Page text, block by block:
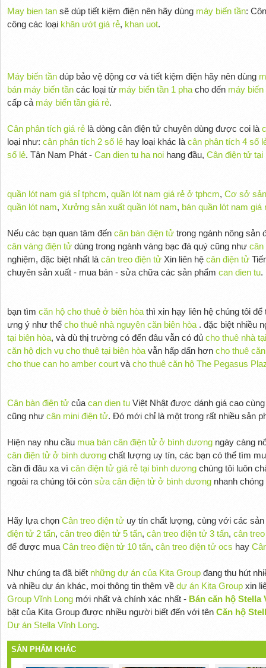
May bien tansẽ dúp tiết kiệm điện nên hãy dùng máy biến tần:
công các loại khăn ướt giá rẻ, khan uot.
Máy biến tầndúp bảo vệ động cơ và tiết kiệm điện hãy nên dùng
bán máy biến tầncác loại từ máy biến tần 1 phacho đến máy biến
cấp cả máy biến tần giá rẻ.
Cân phân tích giá rẻlà dòng cân điện tử chuyên dùng được coi là
loại như: cân phân tích 2 số lẻ hay loại khác là cân phân tích 4 số
số lẻ. Tân Nam Phát - Can dien tu ha noihang đầu, Cân điện tử tại
quần lót nam giá sỉ tphcm, quần lót nam giá rẻ ở tphcm, Cơ sở
quần lót nam, Xưởng sản xuất quần lót nam, bán quần lót nam giá
Nếu các bạn quan tâm đến cân bàn điện tửtrong ngành nông sản
cân vàng điện tửdùng trong ngành vàng bạc đá quý cũng như cân
nghiệm, đặc biệt nhất là cân treo điện tửXin liên hệ cân điện tử
chuyên sản xuất - mua bán - sửa chữa các sản phẩm can dien tu.
bạn tìm căn hộ cho thuê ở biên hòathì xin hạy liên hệ chúng tôi
ưng ý như thể cho thuê nhà nguyên căn biên hòa. đặc biệt nhiều
tại biên hòa, và dù thị trường có đến đâu vẫn có đủ cho thuê nhà
căn hộ dịch vụ cho thuê tại biên hòavẫn hấp dẩn hơn cho thuê
cho thue can ho amber courtvà cho thuê căn hộ The Pegasus
Cân bàn điện tửcủa can dien tuViệt Nhật được dánh giá cao
cũng như cân mini điện tử. Đó mới chỉ là một trong rất nhiều sản
Hiện nay nhu cầu mua bán cân điện tử ở bình dươngngày càng
cân điện tử ở bình dươngchất lượng uy tín, các bạn có thể tìm
cần đi đâu xa vì cân điện tử giá rẻ tại bình dươngchúng tôi luôn
ngoài ra chúng tôi còn sửa cân điện tử ở bình dươngnhanh chóng
Hãy lựa chọn Cân treo điện tửuy tín chất lượng, cùng với các
điện tử 2 tấn, cân treo điện tử 5 tấn, cân treo điện tử 3 tấn, cân
để được mua Cân treo điện tử 10 tấn, cân treo điện tử ocs hay
Như chúng ta đã biết những dự án của Kita Groupđang thu hút
và nhiều dự án khác, mọi thông tin thêm về dự án Kita Groupxin
Group Vĩnh Longmới nhất và chính xác nhất - Bán căn hộ Stella
bật của Kita Group được nhiều người biết đến với tên Căn hộ
Dự án Stella Vĩnh Long.
SẢN PHẨM KHÁC